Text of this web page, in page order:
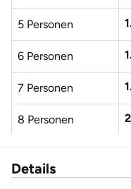
5 Personen
6 Personen
7 Personen
8 Personen
Details